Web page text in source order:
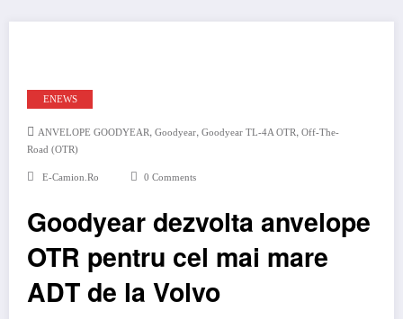
ENEWS
ANVELOPE GOODYEAR, Goodyear, Goodyear TL-4A OTR, Off-The-
Road (OTR)
E-Camion.ro 0 Comments
Goodyear dezvolta anvelope
OTR pentru cel mai mare
ADT de la Volvo